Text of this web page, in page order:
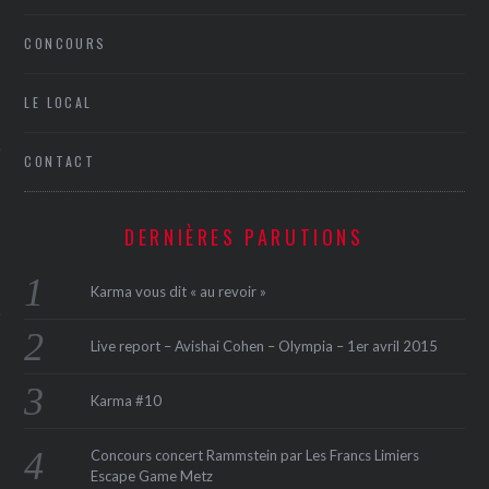
CONCOURS
LE LOCAL
CONTACT
DERNIÈRES PARUTIONS
Karma vous dit « au revoir »
Live report – Avishai Cohen – Olympia – 1er avril 2015
Karma #10
Concours concert Rammstein par Les Francs Limiers
Escape Game Metz